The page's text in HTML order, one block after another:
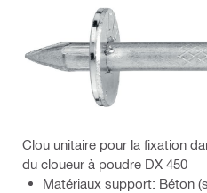
Clou unitaire pour la fixation
du cloueur à poudre DX 450
Matériaux support: Béton